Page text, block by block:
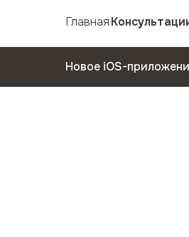
Главная
Новое iOS-